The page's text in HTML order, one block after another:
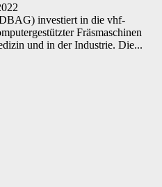
investiert in die vhf-
Fräsmaschinen
und in der Industrie. Die...